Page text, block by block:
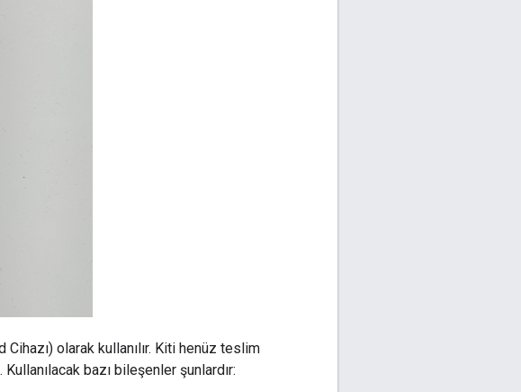
olarak kullanılır. Kiti henüz teslim
bazı bileşenler şunlardır: